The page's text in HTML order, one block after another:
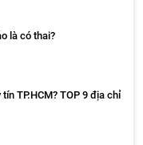
là có thai?
TP.HCM? TOP 9 địa chỉ